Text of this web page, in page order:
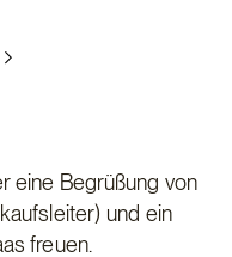
eine Begrüßung von
und ein
freuen.